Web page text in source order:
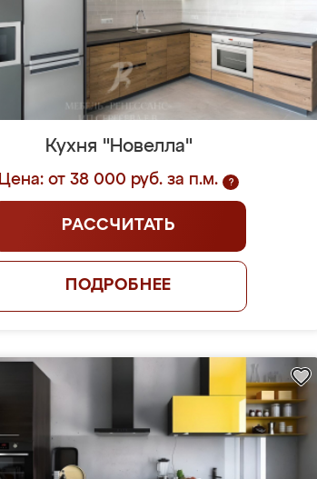
Кухня "Новелла"
Цена: от 38 000 руб. за п.м. ?
РАССЧИТАТЬ
ПОДРОБНЕЕ